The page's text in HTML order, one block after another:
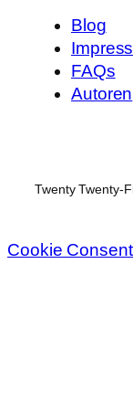
Blog
FAQs
Autoren
Twenty Twenty-
Cookie